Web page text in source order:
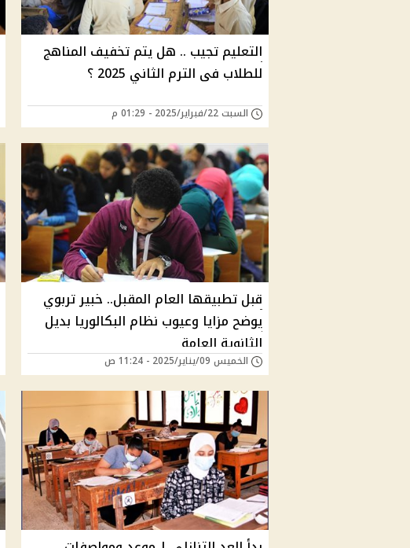
التعليم تجيب .. هل يتم تخفيف المناهج
للطلاب فى الترم الثاني 2025 ؟
السبت 22/فبراير/2025 - 01:29 م
قبل تطبيقها العام المقبل.. خبير تربوي
يوضح مزايا وعيوب نظام البكالوريا بديل
الثانوية العامة
الخميس 09/يناير/2025 - 11:24 ص